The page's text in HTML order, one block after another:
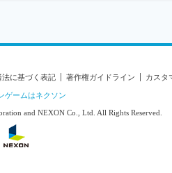
法に基づく表記 著作権ガイドライン カスタ
ゲームはネクソン
and NEXON Co., Ltd. All Rights Reserved.